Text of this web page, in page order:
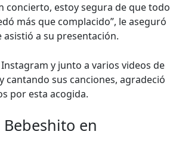
concierto, estoy segura de que todo
más que complacido”, le aseguró
a su presentación.
y junto a varios videos de
cantando sus canciones, agradeció
por esta acogida.
en